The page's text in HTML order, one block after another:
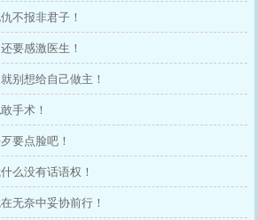
不报非君子！
要感激医生！
别想给自己做主！
手术！
要点脸吧！
么没有话语权！
无奈中妥协前行！